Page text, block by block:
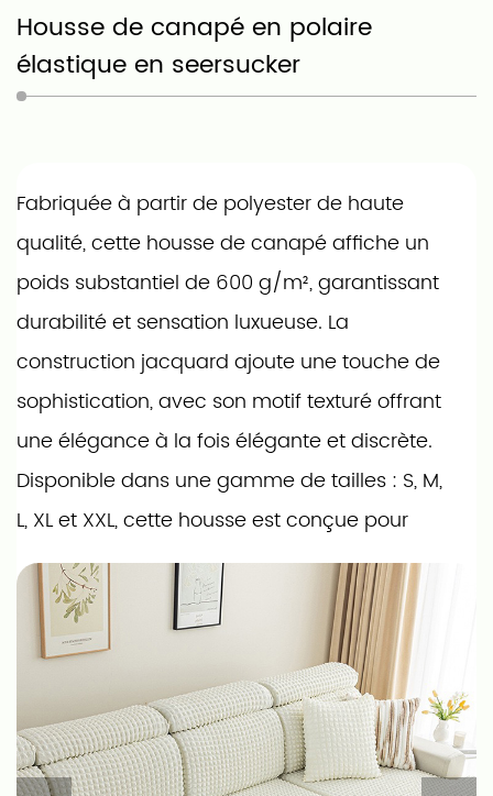
Housse de canapé en polaire
élastique en seersucker
Fabriquée à partir de polyester de haute
qualité, cette housse de canapé affiche un
poids substantiel de 600 g/m², garantissant
durabilité et sensation luxueuse. La
construction jacquard ajoute une touche de
sophistication, avec son motif texturé offrant
une élégance à la fois élégante et discrète.
Disponible dans une gamme de tailles : S, M,
L, XL et XXL, cette housse est conçue pour
s'adapter à différentes dimensions de
canapé, ce qui en fait un choix polyvalent
pour différentes configurations de salon.
La ceinture hautement élastique sur le dos
assure un ajustement parfait, tandis que la
fonction antidérapante maintient la housse